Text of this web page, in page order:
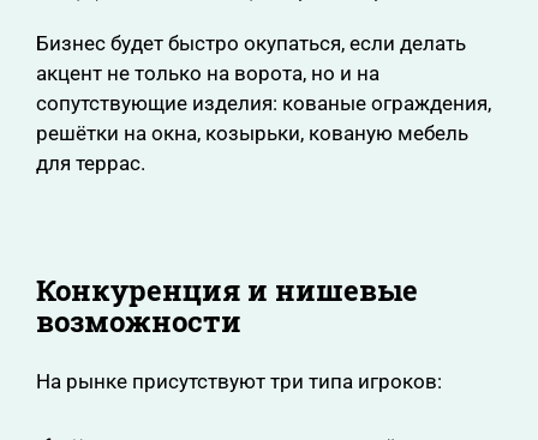
Бизнес будет быстро окупаться, если делать
акцент не только на ворота, но и на
сопутствующие изделия: кованые ограждения,
решётки на окна, козырьки, кованую мебель
для террас.
Конкуренция и нишевые
возможности
На рынке присутствуют три типа игроков: